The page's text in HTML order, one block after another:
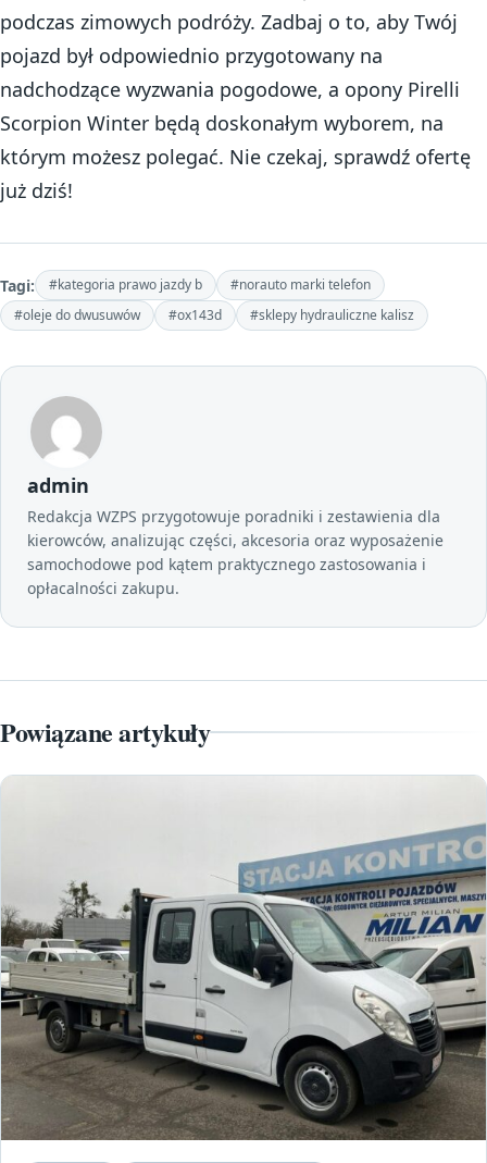
podczas zimowych podróży. Zadbaj o to, aby Twój
pojazd był odpowiednio przygotowany na
nadchodzące wyzwania pogodowe, a opony Pirelli
Scorpion Winter będą doskonałym wyborem, na
którym możesz polegać. Nie czekaj, sprawdź ofertę
już dziś!
Tagi: #kategoria prawo jazdy b
#norauto marki telefon
#oleje do dwusuwów
#ox143d #sklepy hydrauliczne kalisz
admin
Redakcja WZPS przygotowuje poradniki i zestawienia dla
kierowców, analizując części, akcesoria oraz wyposażenie
samochodowe pod kątem praktycznego zastosowania i
opłacalności zakupu.
Powiązane artykuły